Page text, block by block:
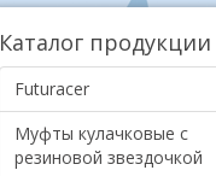
Каталог продукции
Futuracer
Муфты кулачковые с
резиновой звездочкой